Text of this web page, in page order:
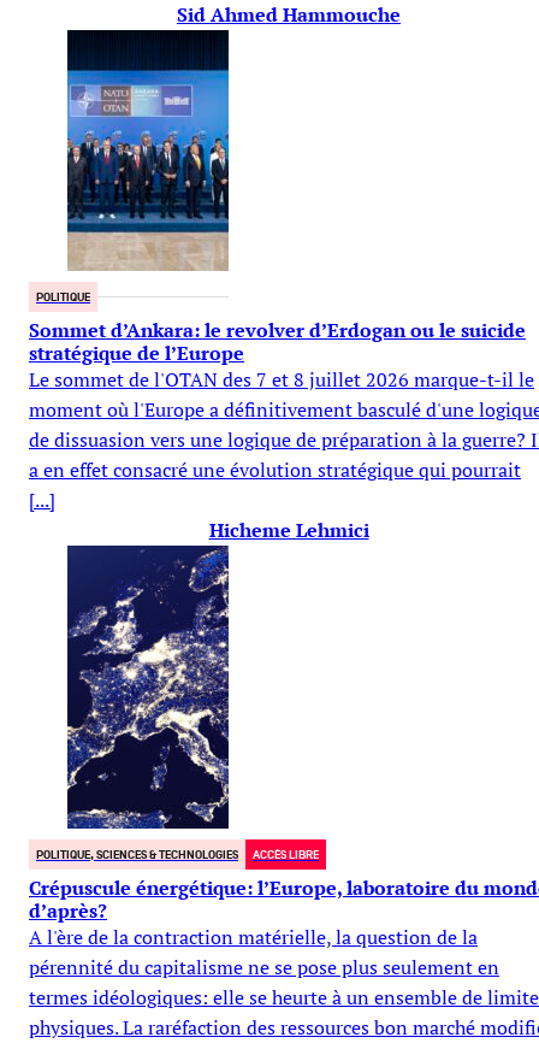
Sid Ahmed Hammouche
POLITIQUE
Sommet d’Ankara: le revolver d’Erdogan ou le suicide
stratégique de l’Europe
Le sommet de l'OTAN des 7 et 8 juillet 2026 marque-t-il le
moment où l'Europe a définitivement basculé d'une
de dissuasion vers une logique de préparation à la guerre?
a en effet consacré une évolution stratégique qui pourrait
[...]
Hicheme Lehmici
POLITIQUE, SCIENCES & TECHNOLOGIES ACCÈS LIBRE
Crépuscule énergétique: l’Europe, laboratoire du
d’après?
A l'ère de la contraction matérielle, la question de la
pérennité du capitalisme ne se pose plus seulement en
termes idéologiques: elle se heurte à un ensemble de
physiques. La raréfaction des ressources bon marché